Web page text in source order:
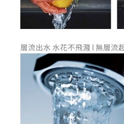
層流出水 水花不飛濺 l 無層流